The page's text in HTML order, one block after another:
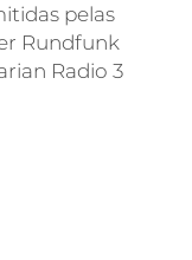
pelas
Rundfunk
Radio 3